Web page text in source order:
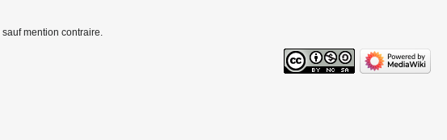
sauf mention contraire.